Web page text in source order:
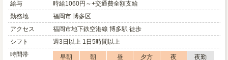
給与
時給1060円～+交通費全額支給
勤務地
福岡市 博多区
アクセス
福岡市地下鉄空港線 博多駅 徒歩
シフト
週3日以上 1日5時間以上
時間帯
早朝 朝 昼 夕方 夜
夜勤